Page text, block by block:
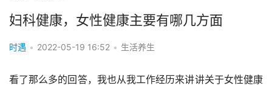
妇科健康，女性健康主要有哪几方面
时遇 • 2022-05-19 16:52 • 生活养生
看了那么多的回答，我也从我工作经历来讲讲关于女性健康